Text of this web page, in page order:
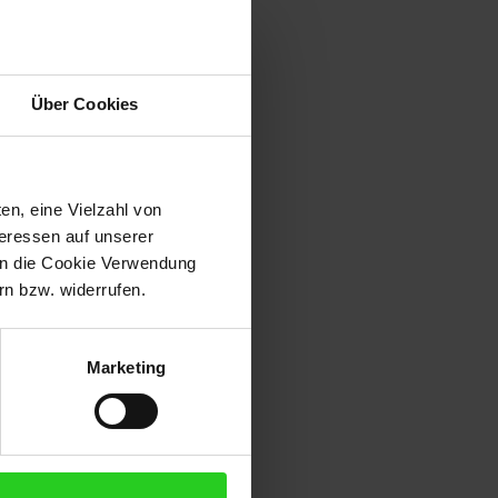
Über Cookies
eine Vielzahl von
auf unserer
die Cookie Verwendung
bzw. widerrufen.
Marketing